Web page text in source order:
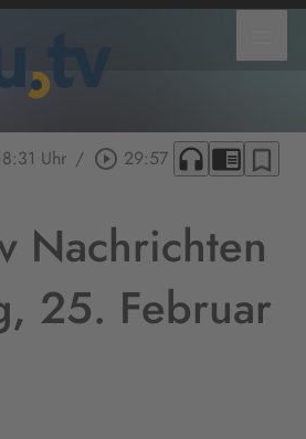
Uhr / play_circle_outline 29:57 headphones chrome_reader_mode bookmark_border
Nachrichten
25. Februar